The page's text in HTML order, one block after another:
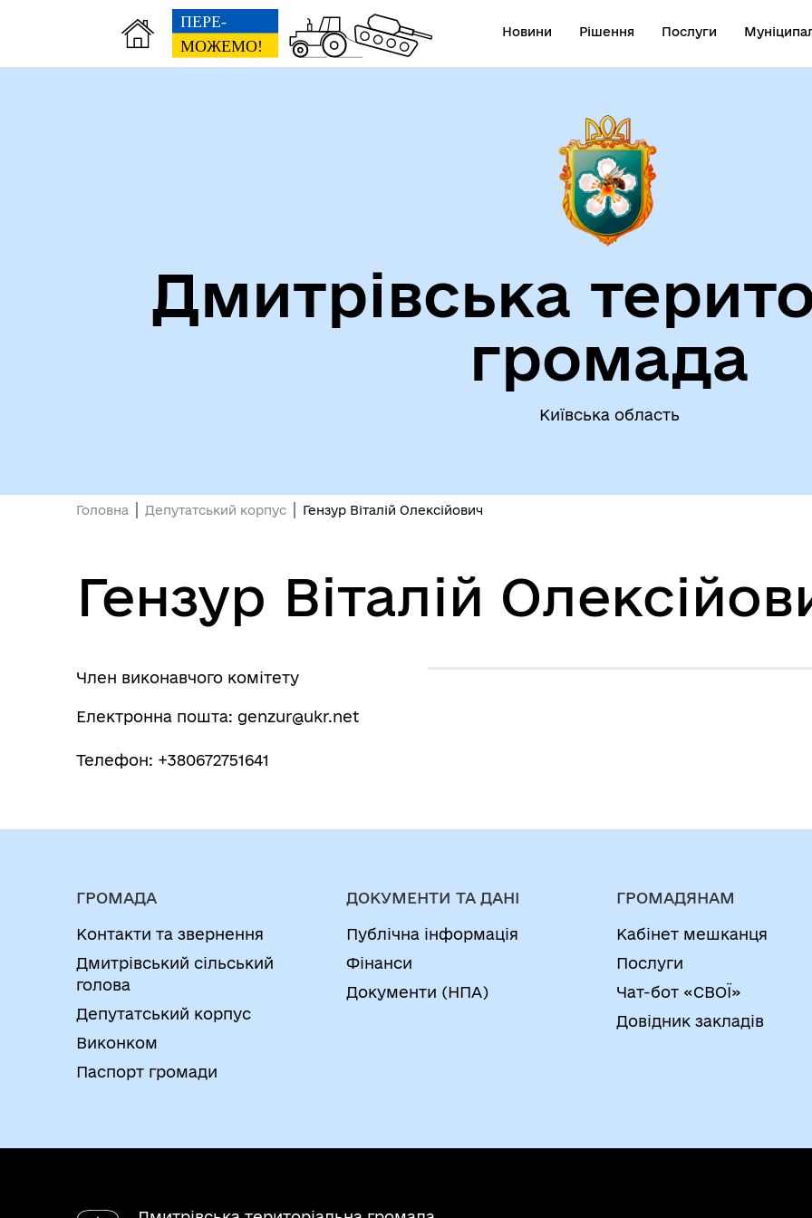
Новини Рішення Послуги
Дмитрівська
громада
Київська область
Головна Депутатський корпус Гензур Віталій Олексійович
Гензур Віталій
Член виконавчого комітету
Електронна пошта: genzur@ukr.net
Телефон: +380672751641
ГРОМАДА
Контакти та звернення
Дмитрівський сільський
голова
Депутатський корпус
Виконком
Паспорт громади
ДОКУМЕНТИ ТА ДАНІ
Публічна інформація
Фінанси
Документи (НПА)
ГРОМАДЯНАМ
Кабінет мешканця
Послуги
Чат-бот «СВОЇ»
Довідник закладів